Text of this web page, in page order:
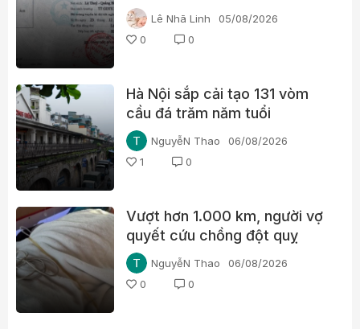
thường trong học bạ một lãnh
đạo xã ở Quảng Trị
Lê Nhã Linh
05/08/2026
0
0
Hà Nội sắp cải tạo 131 vòm
cầu đá trăm năm tuổi
NguyễN Thao
06/08/2026
1
0
Vượt hơn 1.000 km, người vợ
quyết cứu chồng đột quỵ
NguyễN Thao
06/08/2026
0
0